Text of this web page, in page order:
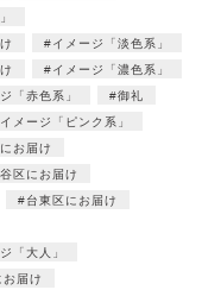
イメージ「淡色系」
イメージ「濃色系」
「赤色系」
御礼
イメージ「ピンク系」
お届け
区にお届け
台東区にお届け
「大人」
届け